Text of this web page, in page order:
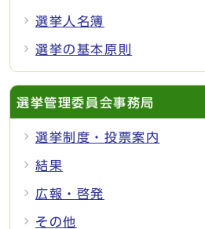
選挙人名簿
選挙の基本原則
選挙管理委員会事務局
選挙制度・投票案内
結果
広報・啓発
その他